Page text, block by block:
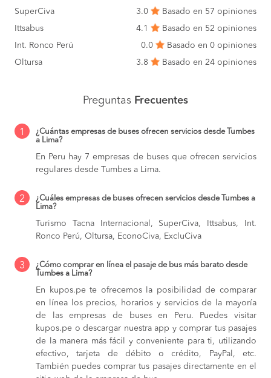
SuperCiva
3.0
Basado en 57 opiniones
Ittsabus
4.1
Basado en 52 opiniones
Int. Ronco Perú
0.0
Basado en 0 opiniones
Oltursa
3.8 Basado en 24 opiniones
Preguntas Frecuentes
1
¿Cuántas empresas de buses ofrecen servicios desde Tumbes
a Lima?
En Peru hay 7 empresas de buses que ofrecen servicios
regulares desde Tumbes a Lima.
2
¿Cuáles empresas de buses ofrecen servicios desde Tumbes a
Lima?
Turismo Tacna Internacional, SuperCiva, Ittsabus, Int.
Ronco Perú, Oltursa, EconoCiva, ExcluCiva
3
¿Cómo comprar en línea el pasaje de bus más barato desde
Tumbes a Lima?
En kupos.pe te ofrecemos la posibilidad de comparar
en línea los precios, horarios y servicios de la mayoría
de las empresas de buses en Peru. Puedes visitar
kupos.pe o descargar nuestra app y comprar tus pasajes
de la manera más fácil y conveniente para ti, utilizando
efectivo, tarjeta de débito o crédito, PayPal, etc.
También puedes comprar tus pasajes directamente en el